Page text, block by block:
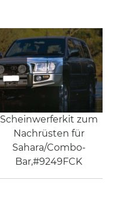
Scheinwerferkit zum
Nachrüsten für
Sahara/Combo-
Bar,#9249FCK